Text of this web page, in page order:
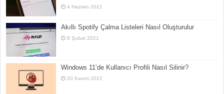
4 Haziran 2021
Akıllı Spotify Çalma Listeleri Nasıl Oluşturulur
8 Şubat 2021
Windows 11’de Kullanıcı Profili Nasıl Silinir?
20 Kasım 2022